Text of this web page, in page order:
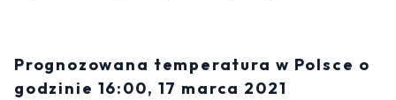
Prognozowana temperatura w Polsce o
godzinie 16:00, 17 marca 2021